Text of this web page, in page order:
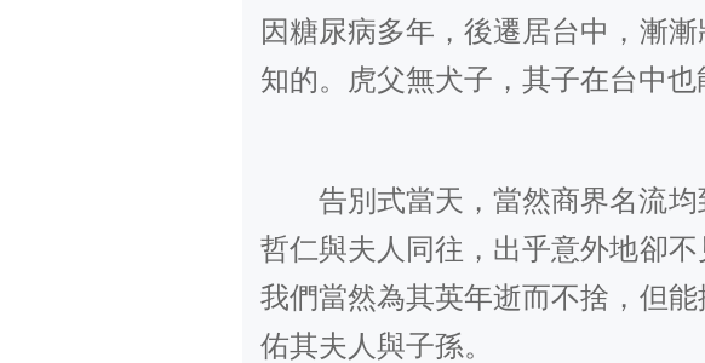
因糖尿病多年，後遷居台中，漸
知的。虎父無犬子，其子在台中也
告別式當天，當然商界名流
哲仁與夫人同往，出乎意外地卻
我們當然為其英年逝而不捨，但
佑其夫人與子孫。